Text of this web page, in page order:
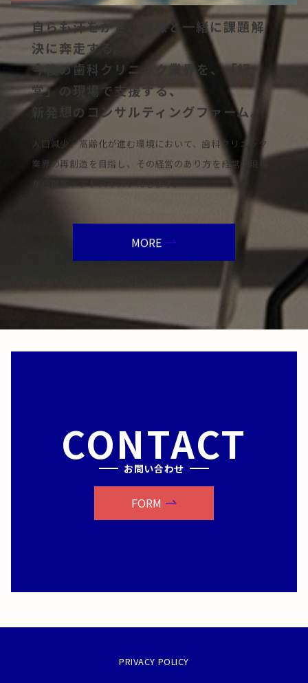
自らも汗をかき、皆様と一緒に課題解
決に奔走する。
今後の歯科クリニック業界を、「経
営」の現場で支援する、
新発想のコンサルティングファーム。
人口減少、高齢化が進む環境において、歯科クリニック
業界の再創造を目指し、その経営のあり方を経営の現場
から提案・アドバイスいたします。
MORE
CONTACT
お問い合わせ
FORM
PRIVACY POLICY